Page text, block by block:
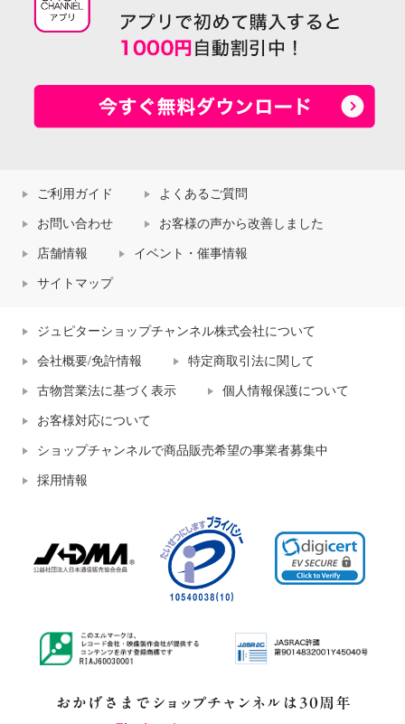
ご利用ガイド よくあるご質問
お問い合わせ お客様の声から改善しました
店舗情報 イベント・催事情報
サイトマップ
ジュピターショップチャンネル株式会社について
会社概要/免許情報 特定商取引法に関して
古物営業法に基づく表示 個人情報保護について
お客様対応について
ショップチャンネルで商品販売希望の事業者募集中
採用情報